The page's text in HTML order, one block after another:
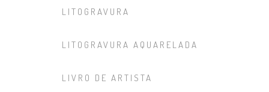
LITOGRAVURA
LITOGRAVURA AQUARELADA
LIVRO DE ARTISTA